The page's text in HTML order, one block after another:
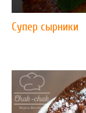
Супер сырники